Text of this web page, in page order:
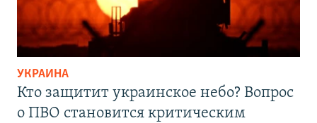
УКРАИНА
Кто защитит украинское небо? Вопрос
о ПВО становится критическим